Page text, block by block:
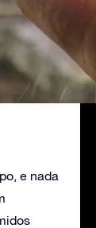
e nada